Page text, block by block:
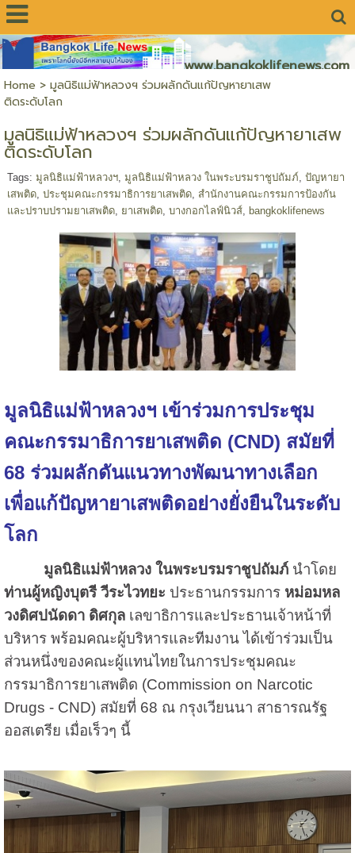
www.bangkoklifenews.com
Home > มูลนิธิแม่ฟ้าหลวงฯ ร่วมผลักดันแก้ปัญหายาเสพ
ติดระดับโลก
มูลนิธิแม่ฟ้าหลวงฯ ร่วมผลักดันแก้ปัญหายาเสพ
ติดระดับโลก
Tags: มูลนิธิแม่ฟ้าหลวงฯ, มูลนิธิแม่ฟ้าหลวง ในพระบรมราชูปถัมภ์ ปัญหายา
เสพติด, ประชุมคณะกรรมาธิการยาเสพติด, สำนักงานคณะกรรมการป้องกัน
และปราบปรามยาเสพติด, ยาเสพติด, บางกอกไลฟ์นิวส์, bangkoklifenews
มูลนิธิแม่ฟ้าหลวงฯ เข้าร่วมการประชุม
คณะกรรมาธิการยาเสพติด (CND) สมัยที่
68 ร่วมผลักดันแนวทางพัฒนาทางเลือก
เพื่อแก้ปัญหายาเสพติดอย่างยั่งยืนในระดับ
โลก
มูลนิธิแม่ฟ้าหลวง ในพระบรมราชูปถัมภ์นำโดย
ท่านผู้หญิงบุตรี วีระไวทยะ ประธานกรรมการหม่อมหล
วงดิศปนัดดา ดิศกุลเลขาธิการและประธานเจ้าหน้าที่
บริหาร พร้อมคณะผู้บริหารและทีมงาน ได้เข้าร่วมเป็น
ส่วนหนึ่งของคณะผู้แทนไทยในการประชุมคณะ
กรรมาธิการยาเสพติด (Commission on Narcotic
Drugs - CND) สมัยที่ 68 ณ กรุงเวียนนา สาธารณรัฐ
ออสเตรีย เมื่อเร็วๆ นี้